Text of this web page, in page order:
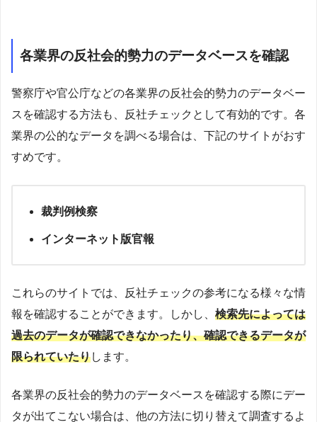
各業界の反社会的勢力のデータベースを確認
警察庁や官公庁などの各業界の反社会的勢力のデータベー
スを確認する方法も、反社チェックとして有効的です。各
業界の公的なデータを調べる場合は、下記のサイトがおす
すめです。
裁判例検察
インターネット版官報
これらのサイトでは、反社チェックの参考になる様々な情
報を確認することができます。しかし、 検索先によっては
過去のデータが確認できなかったり、確認できるデータが
限られていたりします。
各業界の反社会的勢力のデータベースを確認する際にデー
タが出てこない場合は、他の方法に切り替えて調査するよ